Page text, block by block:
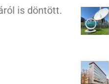
is döntött.